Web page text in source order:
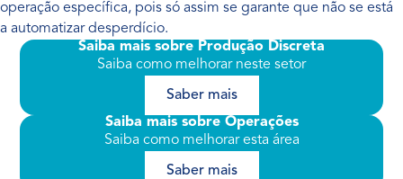
operação específica, pois só assim se garante que não se está
a automatizar desperdício.
Saiba mais sobre Produção Discreta
Saiba como melhorar neste setor
Saber mais
Saiba mais sobre Operações
Saiba como melhorar esta área
Saber mais